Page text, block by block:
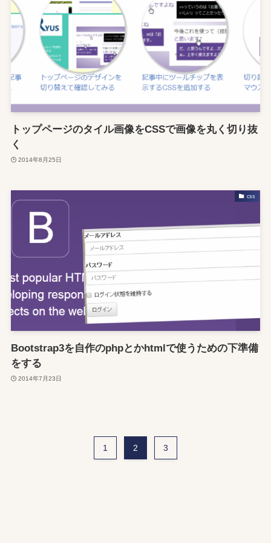
トップページのタイル画像をCSSで画像を丸く切り抜
く
2014年8月25日
css
Bootstrap3を自作のphpとかhtmlで使うための下準備
をする
2014年7月23日
1 2 3